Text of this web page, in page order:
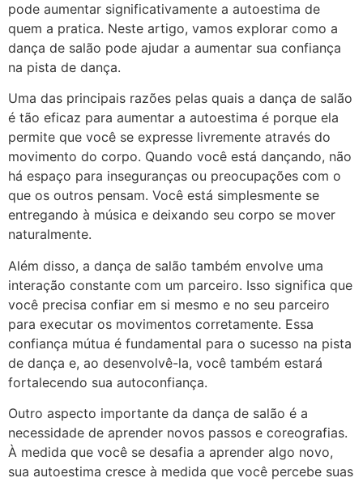
pode aumentar significativamente a autoestima de
quem a pratica. Neste artigo, vamos explorar como a
dança de salão pode ajudar a aumentar sua confiança
na pista de dança.
Uma das principais razões pelas quais a dança de salão
é tão eficaz para aumentar a autoestima é porque ela
permite que você se expresse livremente através do
movimento do corpo. Quando você está dançando, não
há espaço para inseguranças ou preocupações com o
que os outros pensam. Você está simplesmente se
entregando à música e deixando seu corpo se mover
naturalmente.
Além disso, a dança de salão também envolve uma
interação constante com um parceiro. Isso significa que
você precisa confiar em si mesmo e no seu parceiro
para executar os movimentos corretamente. Essa
confiança mútua é fundamental para o sucesso na pista
de dança e, ao desenvolvê-la, você também estará
fortalecendo sua autoconfiança.
Outro aspecto importante da dança de salão é a
necessidade de aprender novos passos e coreografias.
À medida que você se desafia a aprender algo novo,
sua autoestima cresce à medida que você percebe suas